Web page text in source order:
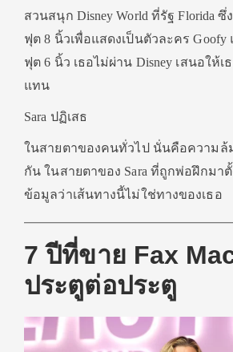
สวนสนุก Disney World ที่รัฐ Florida
ฟุต 8 นิ้วเพื่อแสดงเป็นตัวละคร Goofy
ฟุต 6 นิ้ว เธอไม่ผ่าน Disney เสนอให้
แทน
Sara ปฏิเสธ
ในสายตาของคนทั่วไป นั่นคือความล้
กัน ในสายตาของ Sara ที่ถูกพ่อฝึกมา
ข้อมูลว่าเส้นทางนี้ไม่ใช่ทางของเธอ
7 ปีที่ขาย Fax
ประตูต่อประตู